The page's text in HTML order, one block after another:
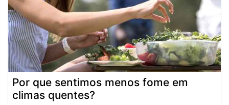
Por que sentimos menos fome em
climas quentes?